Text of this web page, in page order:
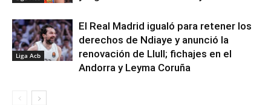
Liga Acb
El Real Madrid igualó para retener los
derechos de Ndiaye y anunció la
renovación de Llull; fichajes en el
Andorra y Leyma Coruña